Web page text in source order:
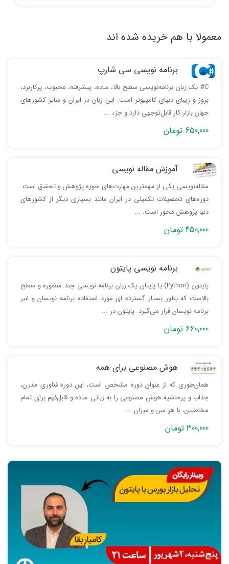
معمولا با هم خریده شده اند
برنامه نویسی سی شارپ
C# یک زبان برنامه‌نویسی سطح بالا، ساده، پیشرفته، محبوب، پرکاربرد،
بروز و زیبای دنیای کامپیوتر است. این زبان در ایران و سایر کشورهای
جهان بازار کار قابل‌توجهی دارد و جزء ...
650,000 تومان
آموزش مقاله نویسی
مقاله‌نویسی یکی از مهمترین مهارت‌های حوزه پژوهش و تحقیق است.
دوره‌های تحصیلات تکمیلی در ایران مانند بسیاری دیگر از کشورهای
دنیا پژوهش محور است. ...
450,000 تومان
برنامه نویسی پایتون
پایتون (Python) یا پایتان یک زبان برنامه نویسی چند منظوره و سطح
بالاست که بطور بسیار گسترده ای مورد استفاده برنامه نویسان و غیر
برنامه نویسان قرار می‌گیرد. پایتون در ...
660,000 تومان
هوش مصنوعی برای همه
همان‌طوری که از عنوان دوره مشخص است، این دوره فناوری مدرن،
جذاب و پرحاشیه هوش مصنوعی را به زبانی ساده و قابل‌فهم برای تمام
مخاطبین، با هر سن و میزان ...
300,000 تومان